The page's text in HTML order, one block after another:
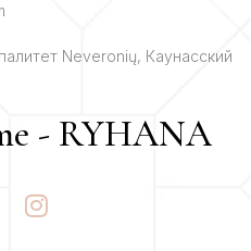
Neveronių, Каунасский
- RYHANA
I
n